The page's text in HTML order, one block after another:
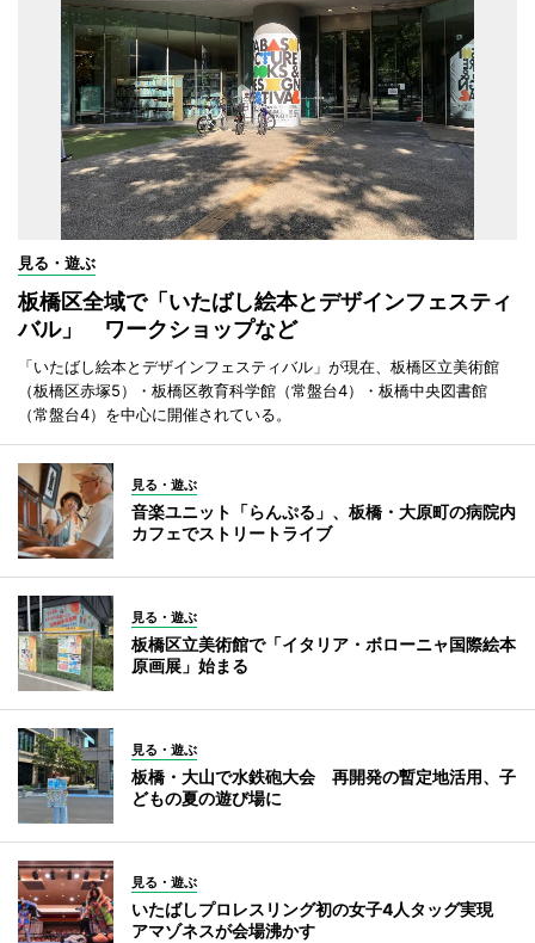
見る・遊ぶ
板橋区全域で「いたばし絵本とデザインフェスティ
バル」 ワークショップなど
「いたばし絵本とデザインフェスティバル」が現在、板橋区立美術館
（板橋区赤塚5）・板橋区教育科学館（常盤台4）・板橋中央図書館
（常盤台4）を中心に開催されている。
見る・遊ぶ
音楽ユニット「らんぷる」、板橋・大原町の病院内
カフェでストリートライブ
見る・遊ぶ
板橋区立美術館で「イタリア・ボローニャ国際絵本
原画展」始まる
見る・遊ぶ
板橋・大山で水鉄砲大会 再開発の暫定地活用、子
どもの夏の遊び場に
見る・遊ぶ
いたばしプロレスリング初の女子4人タッグ実現
アマゾネスが会場沸かす